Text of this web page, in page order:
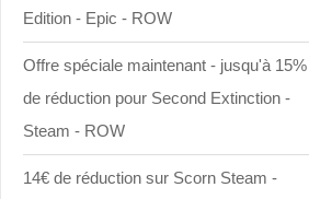
Edition - Epic - ROW
Offre spéciale maintenant - jusqu'à 15%
de réduction pour Second Extinction -
Steam - ROW
14€ de réduction sur Scorn Steam -